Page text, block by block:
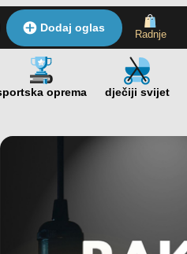
Dodaj oglas
Radnje